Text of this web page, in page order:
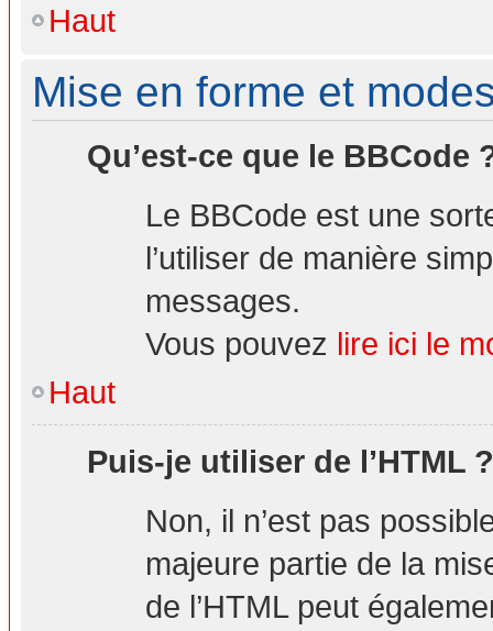
Haut
Mise en forme et
Qu’est-ce que le BBCode
Le BBCode est une
l’utiliser de manière
messages.
Vous pouvez lire ici le
Haut
Puis-je utiliser de l’HTML ?
Non, il n’est pas
majeure partie de la
de l’HTML peut